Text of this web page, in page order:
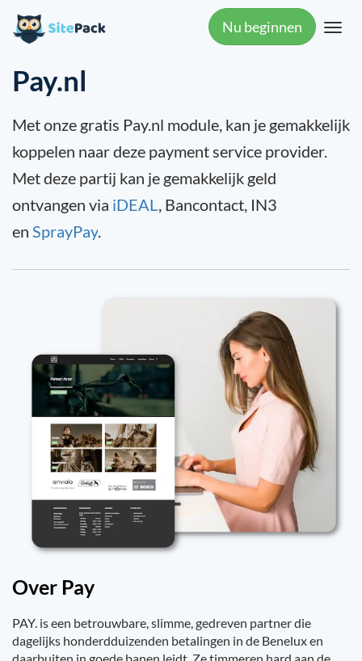
Nu beginnen
Pay.nl
Met onze gratis Pay.nl module, kan je gemakkelijk
koppelen naar deze payment service provider.
Met deze partij kan je gemakkelijk geld
ontvangen via iDEAL, Bancontact, IN3
en SprayPay.
Over Pay
PAY. is een betrouwbare, slimme, gedreven partner die
dagelijks honderdduizenden betalingen in de Benelux en